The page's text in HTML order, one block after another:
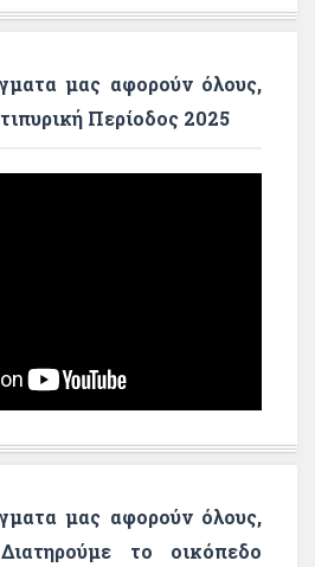
μας αφορούν όλους,
Περίοδος 2025
μας αφορούν όλους,
το οικόπεδο